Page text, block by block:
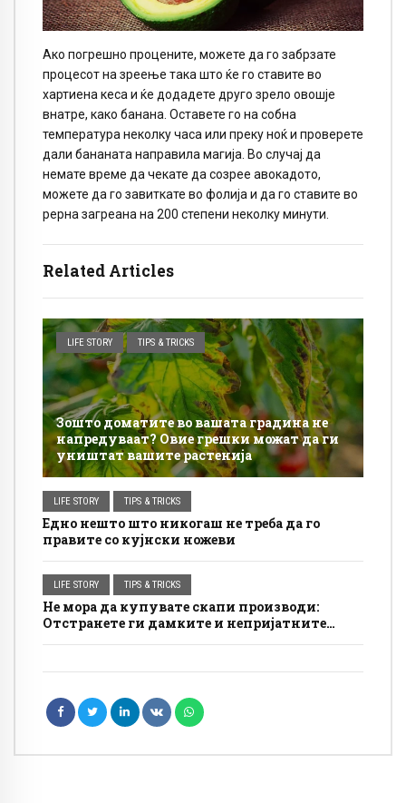
Related Articles
LIFE STORY TIPS & TRICKS
Зошто доматите во вашата градина не
напредуваат? Овие грешки можат да ги
уништат вашите растенија
LIFE STORY TIPS & TRICKS
Едно нешто што никогаш не треба да го
правите со кујнски ножеви
LIFE STORY TIPS & TRICKS
Не мора да купувате скапи производи:
Отстранете ги дамките и непријатните
Ако погрешно процените, можете да го забрзате
процесот на зреење така што ќе го ставите во
хартиена кеса и ќе додадете друго зрело овошје
внатре, како банана. Оставете го на собна
температура неколку часа или преку ноќ и проверете
дали бананата направила магија. Во случај да
немате време да чекате да созрее авокадото,
можете да го завиткате во фолија и да го ставите во
рерна загреана на 200 степени неколку минути.